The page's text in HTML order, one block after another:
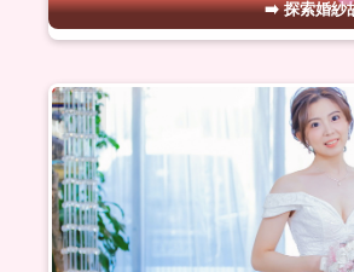
探索婚紗
#02